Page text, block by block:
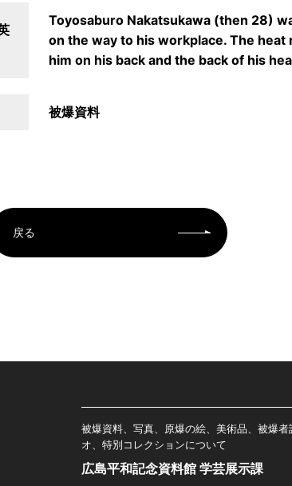
Toyosaburo Nakatsukawa (then 28)
on the way to his workplace. The
him on his back and the back of his
被爆資料
戻る
被爆資料、写真、原爆の絵、美術品、被爆者
オ、特別コレクションについて
広島平和記念資料館 学芸展示課